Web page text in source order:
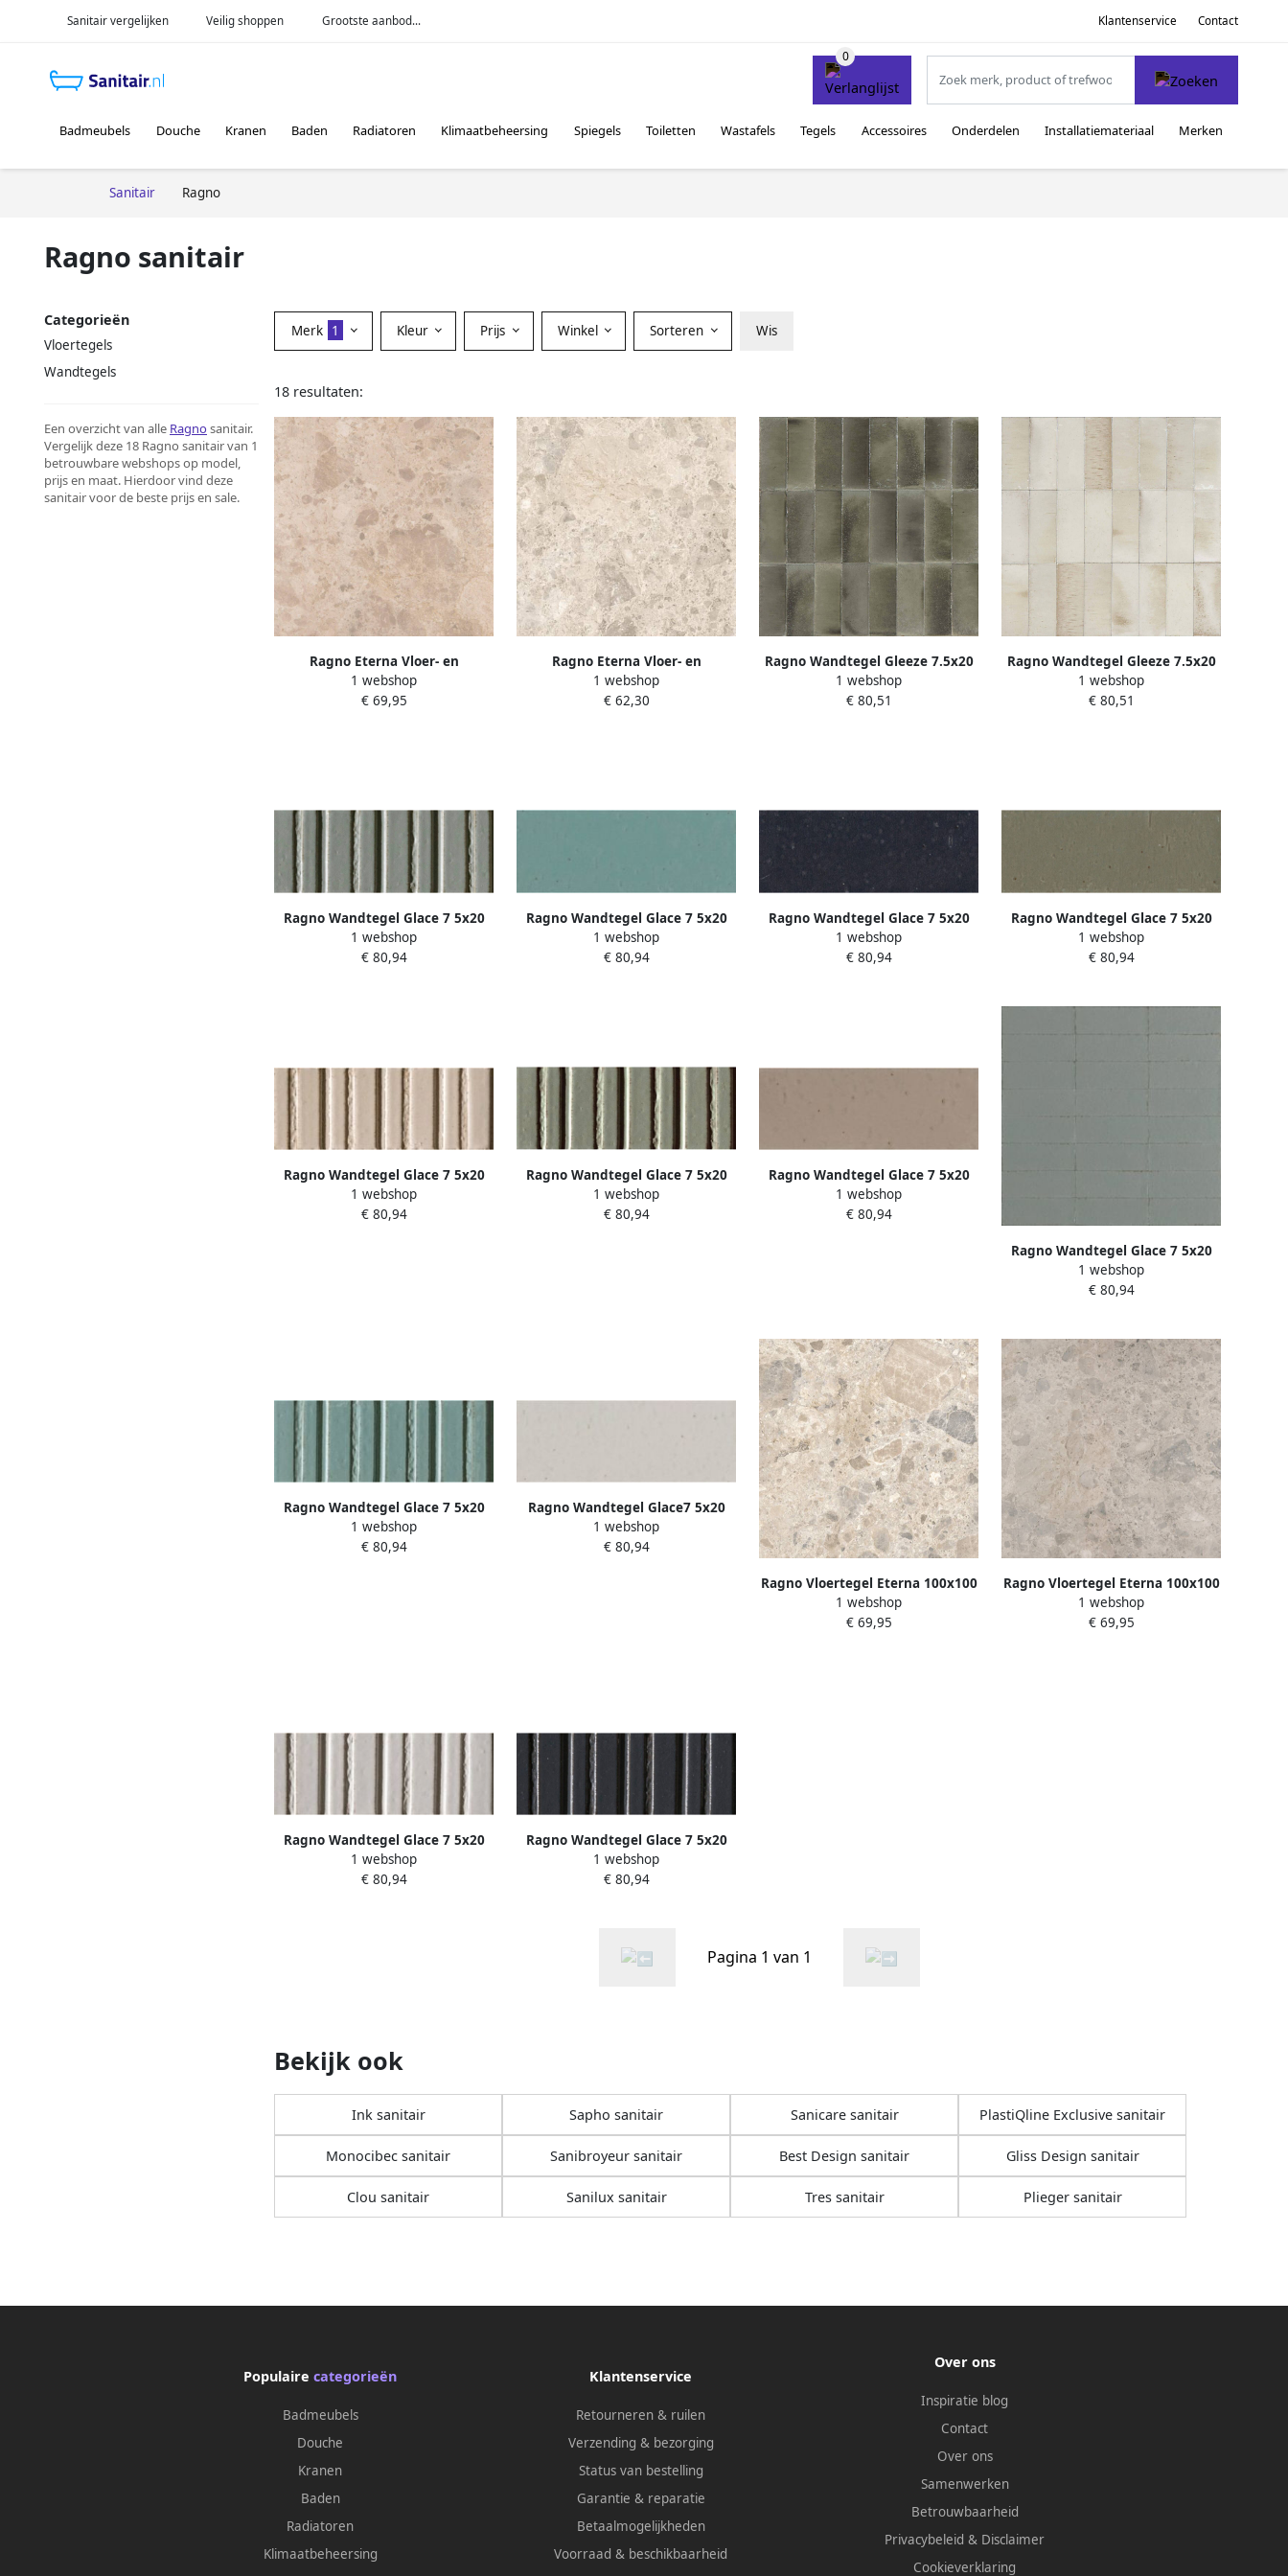
Sanitair vergelijken Veilig shoppen Grootste aanbod... Klantenservice Contact
Badmeubels Douche Kranen Baden Radiatoren Klimaatbeheersing Spiegels Toiletten Wastafels Tegels Accessoires Onderdelen Installatiemateriaal Merken
Sanitair Ragno
Ragno sanitair
Categorieën
Vloertegels
Wandtegels
Een overzicht van alle Ragno sanitair.
Vergelijk deze 18 Ragno sanitair van 1
betrouwbare webshops op model,
prijs en maat. Hierdoor vind deze
sanitair voor de beste prijs en sale.
Merk 1 Kleur Prijs Winkel Sorteren Wis
18 resultaten:
Ragno Eterna Vloer- en
wandtegel 100x100cm 8.5mm
gerectificeerd R10 Mix mat
1 webshop
€ 69,95
Ragno Eterna Vloer- en
wandtegel 60x60cm 8.5mm
gerectificeerd R10 porcellanato
1 webshop
€ 62,30
Ragno Wandtegel Gleeze 7.5x20
cm 10 mm Glans Grigio
1 webshop
€ 80,51
Ragno Wandtegel Gleeze 7.5x20
cm 10 mm Glans Beige
1 webshop
€ 80,51
Ragno Wandtegel Glace 7 5x20
cm Glans Avio
1 webshop
€ 80,94
Ragno Wandtegel Glace 7 5x20
Glans Turchese
1 webshop
€ 80,94
Ragno Wandtegel Glace 7 5x20
Glans Blu Notte
1 webshop
€ 80,94
Ragno Wandtegel Glace 7 5x20
Glans Muschio
1 webshop
€ 80,94
Ragno Wandtegel Glace 7 5x20
cm Glans Mastice
1 webshop
€ 80,94
Ragno Wandtegel Glace 7 5x20
cm Glans Muschio
1 webshop
€ 80,94
Ragno Wandtegel Glace 7 5x20
Glans Mastice
1 webshop
€ 80,94
Ragno Wandtegel Glace 7 5x20
Glans Avio
1 webshop
€ 80,94
Ragno Wandtegel Glace 7 5x20
cm Glans Turchese
1 webshop
€ 80,94
Ragno Wandtegel Glace7 5x20
Glans Bianco
1 webshop
€ 80,94
Ragno Vloertegel Eterna 100x100
cm Mat Mix Multicolour
1 webshop
€ 69,95
Ragno Vloertegel Eterna 100x100
cm Mat Mix Grijs
1 webshop
€ 69,95
Ragno Wandtegel Glace 7 5x20
cm Glans Bianca
1 webshop
€ 80,94
Ragno Wandtegel Glace 7 5x20
cm Glans Blu Notte
1 webshop
€ 80,94
Pagina 1 van 1
Bekijk ook
Ink sanitair Sapho sanitair Sanicare sanitair PlastiQline Exclusive sanitair
Monocibec sanitair Sanibroyeur sanitair Best Design sanitair Gliss Design sanitair
Clou sanitair Sanilux sanitair Tres sanitair Plieger sanitair
Populaire categorieën
Badmeubels
Douche
Kranen
Baden
Radiatoren
Klimaatbeheersing
Klantenservice
Retourneren & ruilen
Verzending & bezorging
Status van bestelling
Garantie & reparatie
Betaalmogelijkheden
Voorraad & beschikbaarheid
Over ons
Inspiratie blog
Contact
Over ons
Samenwerken
Betrouwbaarheid
Privacybeleid & Disclaimer
Cookieverklaring